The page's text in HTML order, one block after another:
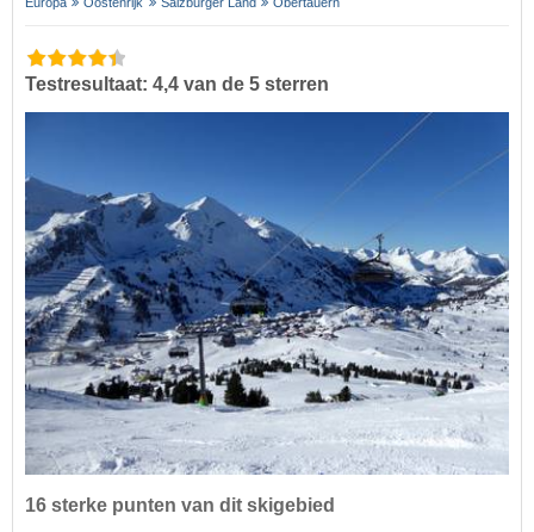
Testresultaat: 4,4 van de 5 sterren
16 sterke punten van dit skigebied